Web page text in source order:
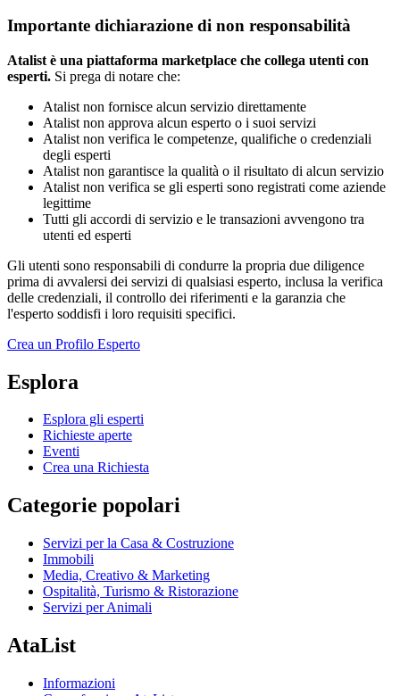
Importante dichiarazione di non responsabilità
Atalist è una piattaforma marketplace che collega utenti con
esperti. Si prega di notare che:
Atalist non fornisce alcun servizio direttamente
Atalist non approva alcun esperto o i suoi servizi
Atalist non verifica le competenze, qualifiche o credenziali
degli esperti
Atalist non garantisce la qualità o il risultato di alcun servizio
Atalist non verifica se gli esperti sono registrati come aziende
legittime
Tutti gli accordi di servizio e le transazioni avvengono tra
utenti ed esperti
Gli utenti sono responsabili di condurre la propria due diligence
prima di avvalersi dei servizi di qualsiasi esperto, inclusa la verifica
delle credenziali, il controllo dei riferimenti e la garanzia che
l'esperto soddisfi i loro requisiti specifici.
Crea un Profilo Esperto
Esplora
Esplora gli esperti
Richieste aperte
Eventi
Crea una Richiesta
Categorie popolari
Servizi per la Casa & Costruzione
Immobili
Media, Creativo & Marketing
Ospitalità, Turismo & Ristorazione
Servizi per Animali
AtaList
Informazioni